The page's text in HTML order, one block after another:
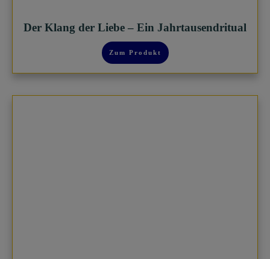
Der Klang der Liebe – Ein Jahrtausendritual
Zum Produkt